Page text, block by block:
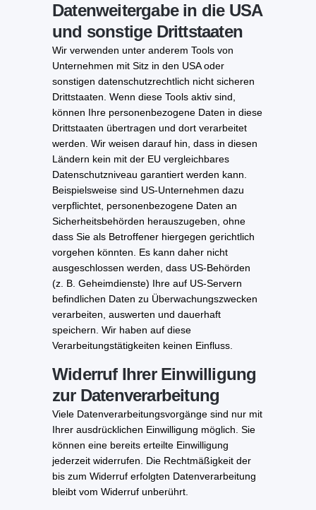
Datenweitergabe in die USA
und sonstige Drittstaaten
Wir verwenden unter anderem Tools von
Unternehmen mit Sitz in den USA oder
sonstigen datenschutzrechtlich nicht sicheren
Drittstaaten. Wenn diese Tools aktiv sind,
können Ihre personenbezogene Daten in diese
Drittstaaten übertragen und dort verarbeitet
werden. Wir weisen darauf hin, dass in diesen
Ländern kein mit der EU vergleichbares
Datenschutzniveau garantiert werden kann.
Beispielsweise sind US-Unternehmen dazu
verpflichtet, personenbezogene Daten an
Sicherheitsbehörden herauszugeben, ohne
dass Sie als Betroffener hiergegen gerichtlich
vorgehen könnten. Es kann daher nicht
ausgeschlossen werden, dass US-Behörden
(z. B. Geheimdienste) Ihre auf US-Servern
befindlichen Daten zu Überwachungszwecken
verarbeiten, auswerten und dauerhaft
speichern. Wir haben auf diese
Verarbeitungstätigkeiten keinen Einfluss.
Widerruf Ihrer Einwilligung
zur Datenverarbeitung
Viele Datenverarbeitungsvorgänge sind nur mit
Ihrer ausdrücklichen Einwilligung möglich. Sie
können eine bereits erteilte Einwilligung
jederzeit widerrufen. Die Rechtmäßigkeit der
bis zum Widerruf erfolgten Datenverarbeitung
bleibt vom Widerruf unberührt.